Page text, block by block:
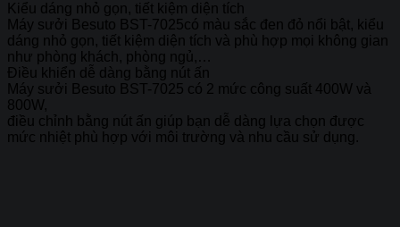
Kiểu dáng nhỏ gọn, tiết kiệm diện tích
Máy sưởi Besuto BST-7025có màu sắc đen đỏ nổi bật, kiểu
dáng nhỏ gọn, tiết kiệm diện tích và phù hợp mọi không gian
như phòng khách, phòng ngủ,…
Điều khiển dễ dàng bằng nút ấn
Máy sưởi Besuto BST-7025 có 2 mức công suất 400W và
800W,
điều chỉnh bằng nút ấn giúp bạn dễ dàng lựa chọn được
mức nhiệt phù hợp với môi trường và nhu cầu sử dụng.